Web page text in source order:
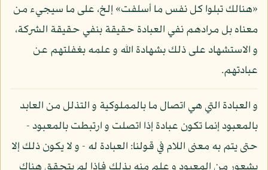
«هنالك تبلوا كل نفس ما أسلفت» إلخ، على ما سيجيء من
معناه بل مرادهم نفي العبادة حقيقة بنفي حقيقة الشركة،
و الاستشهاد على ذلك بشهادة الله و علمه بغفلتهم عن
عبادتهم.
و العبادة التي هي اتصال ما بالمملوكية و التذلل من العابد
بالمعبود إنما تكون عبادة إذا اتصلت و ارتبطت بالمعبود -
حتى يتم به معنى اللام في قولنا: العبادة له - و لا يكون ذلك إلا